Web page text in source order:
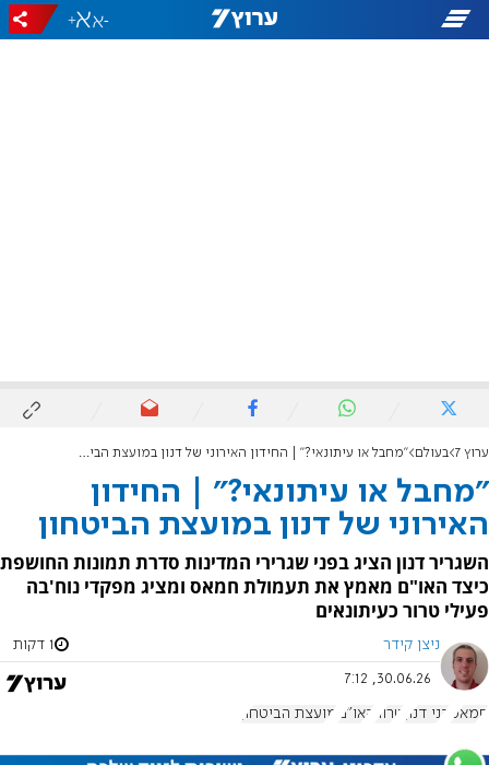
-
+
ערוץ 7 בעולם "מחבל או עיתונאי?" | החידון האירוני של דנון במועצת הביטחון
"מחבל או עיתונאי?" | החידון
האירוני של דנון במועצת הביטחון
השגריר דנון הציג בפני שגרירי המדינות סדרת תמונות החושפת
כיצד האו"ם מאמץ את תעמולת חמאס ומציג מפקדי נוח'בה
פעילי טרור כעיתונאים
ניצן קידר 1 דקות
30.06.26, 7:12
חמאס דני דנון טרור האו"ם מועצת הביטחון